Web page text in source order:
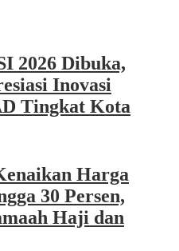
2026 Dibuka,
Inovasi
Tingkat Kota
Harga
30 Persen,
Haji dan